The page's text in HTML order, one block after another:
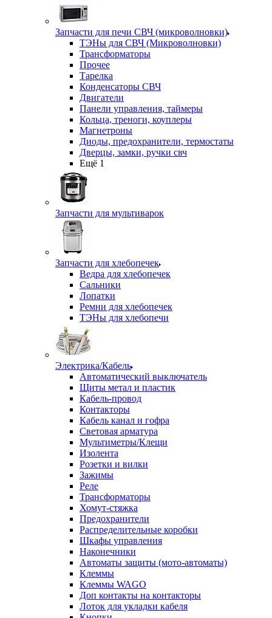
Запчасти для печи СВЧ (микроволновки)
ТЭНы для СВЧ (Микроволновки)
Трансформаторы
Прочее
Тарелка
Конденсаторы СВЧ
Двигатели
Панели управления, таймеры
Кольца, треноги, коуплеры
Магнетроны
Диоды, предохранители, термостаты
Дверцы, замки, ручки свч
Ещё 1
Запчасти для мультиварок
Запчасти для хлебопечек
Ведра для хлебопечек
Сальники
Лопатки
Ремни для хлебопечек
ТЭНы для хлебопечи
Электрика/Кабель
Автоматический выключатель
Щиты метал и пластик
Кабель-провод
Контакторы
Кабель канал и гофра
Световая арматура
Мультиметры/Клещи
Изолента
Розетки и вилки
Зажимы
Реле
Трансформаторы
Хомут-стяжка
Предохранители
Распределительные коробки
Шкафы управления
Наконечники
Автоматы защиты (мото-автоматы)
Клеммы
Клеммы WAGO
Доп контакты на контакторы
Лоток для укладки кабеля